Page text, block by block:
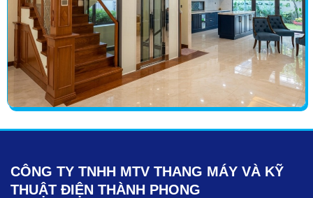
CÔNG TY TNHH MTV THANG MÁY VÀ KỸ
THUẬT ĐIỆN THÀNH PHONG